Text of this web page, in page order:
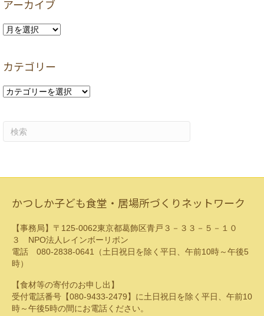
アーカイブ
ア
イ
カテゴリー
カ
かつしか子ども食堂・居場所づくりネットワーク
【事務局】〒125-0062東京都葛飾区青戸３－３３－５－１０
３ NPO法人レインボーリボン
電話 080-2838-0641（土日祝日を除く平日、午前10時～午後5
時）
【食材等の寄付のお申し出】
受付電話番号【080-9433-2479】に土日祝日を除く平日、午前10
時～午後5時の間にお電話ください。